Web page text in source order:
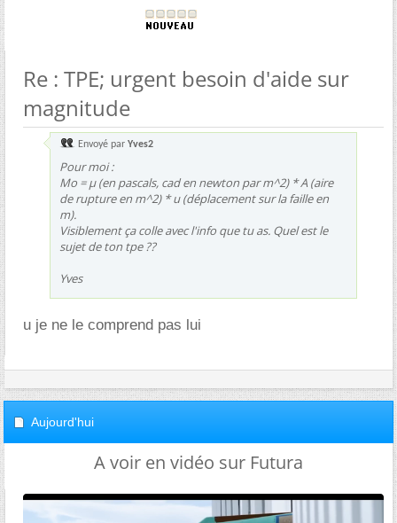
Re : TPE; urgent besoin d'aide sur
magnitude
Envoyé par Yves2
Pour moi :
Mo = µ (en pascals, cad en newton par m^2) * A (aire
de rupture en m^2) * u (déplacement sur la faille en
m).
Visiblement ça colle avec l'info que tu as. Quel est le
sujet de ton tpe ??
Yves
u je ne le comprend pas lui
Aujourd'hui
A voir en vidéo sur Futura